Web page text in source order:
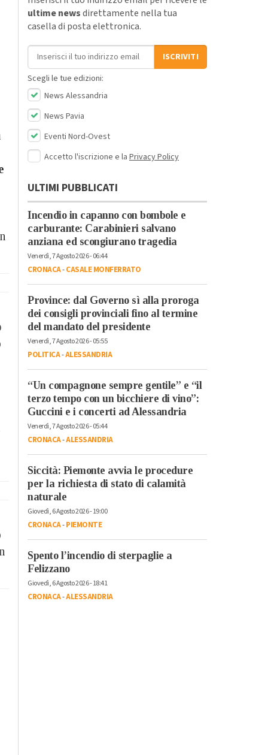
ultime newsdirettamente nella tua
casella di posta elettronica.
Indirizzo email
ISCRIVITI
Scegli le tue edizioni:
News Alessandria
News Pavia
Eventi Nord-Ovest
Accetto l'iscrizione e la Privacy Policy
ULTIMI PUBBLICATI
Incendio in capanno con bombole e
carburante: Carabinieri salvano
anziana ed scongiurano tragedia
Venerdì, 7 Agosto 2026 - 06:44
CRONACA-CASALE MONFERRATO
Province: dal Governo sì alla proroga
dei consigli provinciali fino al termine
del mandato del presidente
Venerdì, 7 Agosto 2026 - 05:55
POLITICA-ALESSANDRIA
“Un compagnone sempre gentile” e “il
terzo tempo con un bicchiere di vino”:
Guccini e i concerti ad Alessandria
Venerdì, 7 Agosto 2026 - 05:44
CRONACA-ALESSANDRIA
Siccità: Piemonte avvia le procedure
per la richiesta di stato di calamità
naturale
Giovedì, 6 Agosto 2026 - 19:00
CRONACA-PIEMONTE
Spento l’incendio di sterpaglie a
Felizzano
Giovedì, 6 Agosto 2026 - 18:41
CRONACA-ALESSANDRIA